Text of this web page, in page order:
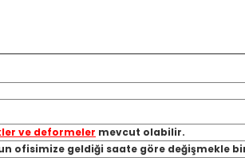
ve deformeler mevcut olabilir.
ofisimize geldiği saate göre değişmekle